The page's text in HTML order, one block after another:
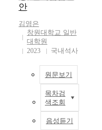
육만족도 차이 그리고
의 자아존중감의 차이
를 비교 분석하고, 돌
봄학생과 일반학생의
중감과의 상관관계를
비교 분석해 보고자
수행되었다. 이를 위
해 다음과 같은 연구
문제를 설정하였다.
반학생간의 교육만족
안
김영은
창원대학교 일반
대학원
2023
국내석사
원문보기
목차검
색조회
음성듣기